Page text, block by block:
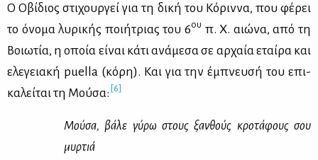
Ο Οβί­διος στι­χουρ­γεί για τη δι­κή του Κό­ριν­να, που φέ­ρει
το όνο­μα λυ­ρι­κής ποι­ή­τριας του 6ου π. Χ. αιώ­να, από τη
Βοιω­τία, η οποία εί­ναι κά­τι ανά­με­σα σε αρ­χαία εταί­ρα και
ελε­γεια­κή puella (κό­ρη). Και για την έμπνευ­σή του επι­
κα­λεί­ται τη Μού­σα: [6]
Μού­σα, βά­λε γύ­ρω στους ξαν­θούς κρο­τά­φους σου
μυρ­τιά